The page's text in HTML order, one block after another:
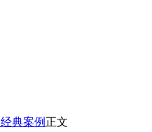
典案例 正文